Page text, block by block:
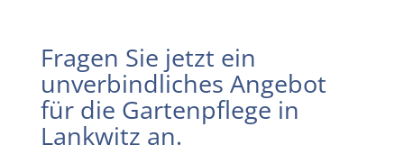
Fragen Sie jetzt ein
unverbindliches Angebot
für die Gartenpflege in
Lankwitz an.